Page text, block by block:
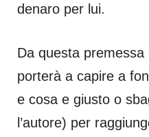
denaro per lui.
Da questa
porterà a capire a
e cosa e giusto o
l’autore) per